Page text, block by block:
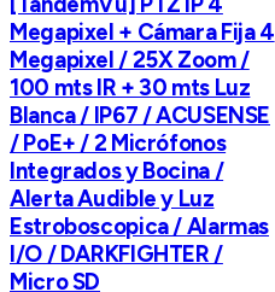
Megapixel + Cámara Fija 4
Megapixel / 25X Zoom /
100 mts IR + 30 mts Luz
Blanca / IP67 / ACUSENSE
/ PoE+ / 2 Micrófonos
Integrados y Bocina /
Alerta Audible y Luz
Estroboscopica / Alarmas
I/O / DARKFIGHTER /
Micro SD